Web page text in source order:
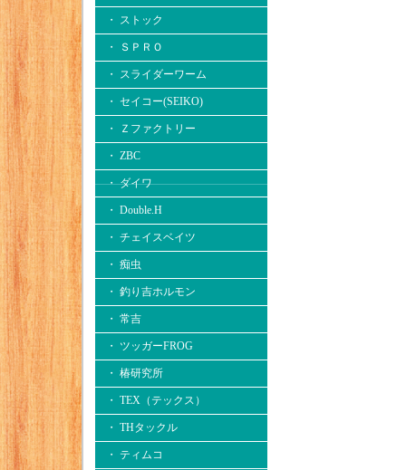
・ ストック
・ ＳＰＲＯ
・ スライダーワーム
・ セイコー(SEIKO)
・ Ｚファクトリー
・ ZBC
・ ダイワ
・ Double.H
・ チェイスベイツ
・ 痴虫
・ 釣り吉ホルモン
・ 常吉
・ ツッガーFROG
・ 椿研究所
・ TEX（テックス）
・ THタックル
・ ティムコ